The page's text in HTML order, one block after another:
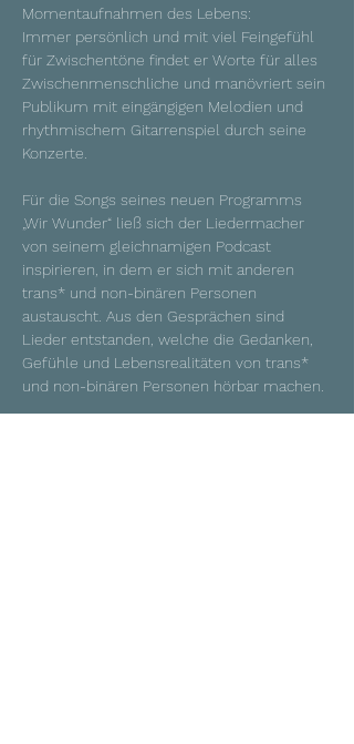
Momentaufnahmen des Lebens:
Immer persönlich und mit viel Feingefühl
für Zwischentöne findet er Worte für alles
Zwischenmenschliche und manövriert sein
Publikum mit eingängigen Melodien und
rhythmischem Gitarrenspiel durch seine
Konzerte.
Für die Songs seines neuen Programms
„Wir Wunder“ ließ sich der Liedermacher
von seinem gleichnamigen Podcast
inspirieren, in dem er sich mit anderen
trans* und non-binären Personen
austauscht. Aus den Gesprächen sind
Lieder entstanden, welche die Gedanken,
Gefühle und Lebensrealitäten von trans*
und non-binären Personen hörbar machen.